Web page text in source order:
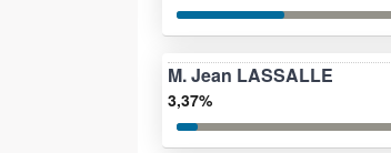
M. Jean LASSALLE
3,37%